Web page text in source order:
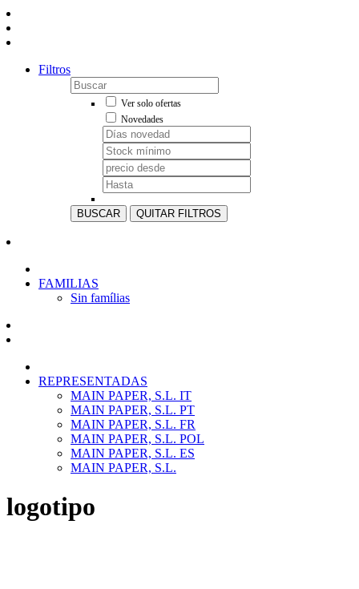
Filtros
Ver solo ofertas
Novedades
BUSCAR QUITAR FILTROS
FAMILIAS
Sin famílias
REPRESENTADAS
MAIN PAPER, S.L. IT
MAIN PAPER, S.L. PT
MAIN PAPER, S.L. FR
MAIN PAPER, S.L. POL
MAIN PAPER, S.L. ES
MAIN PAPER, S.L.
logotipo